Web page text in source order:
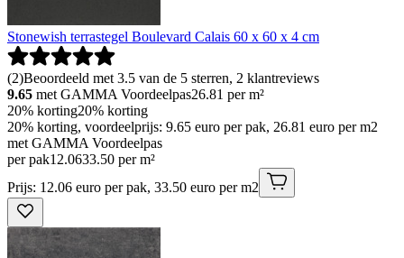
Stonewish terrastegel Boulevard Calais 60 x 60 x 4 cm
(2)Beoordeeld met 3.5 van de 5 sterren, 2 klantreviews
9.65 met GAMMA Voordeelpas26.81 per m²
20% korting20% korting
20% korting, voordeelprijs: 9.65 euro per pak, 26.81 euro per m2
met GAMMA Voordeelpas
per pak12.0633.50 per m²
Prijs: 12.06 euro per pak, 33.50 euro per m2